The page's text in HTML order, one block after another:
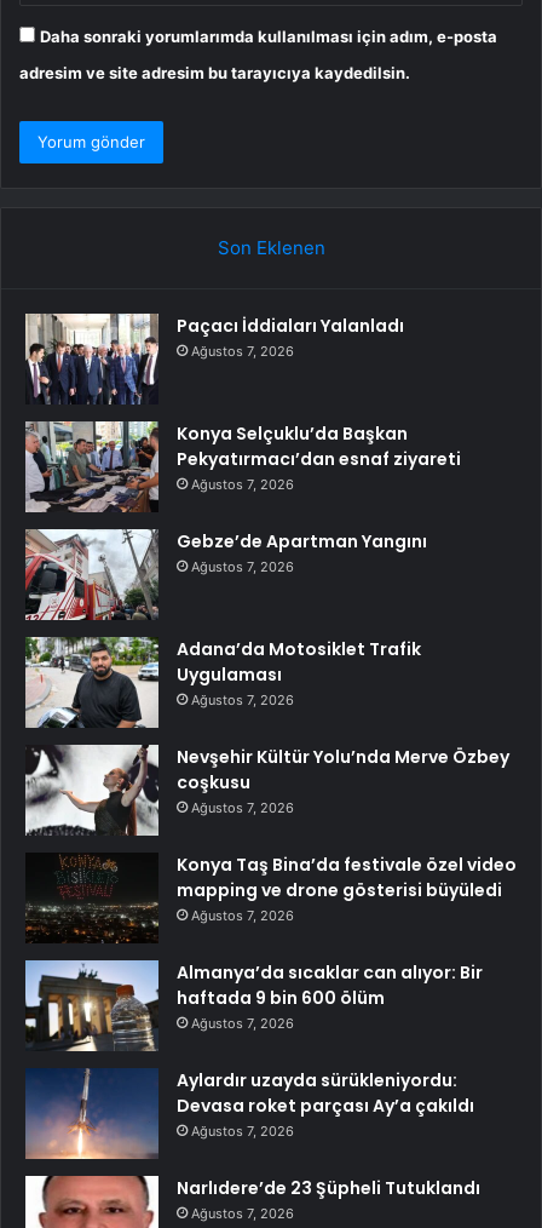
Daha sonraki yorumlarımda kullanılması için adım, e-posta
adresim ve site adresim bu tarayıcıya kaydedilsin.
Son Eklenen
Paçacı İddiaları Yalanladı
Ağustos 7, 2026
Konya Selçuklu’da Başkan
Pekyatırmacı’dan esnaf ziyareti
Ağustos 7, 2026
Gebze’de Apartman Yangını
Ağustos 7, 2026
Adana’da Motosiklet Trafik
Uygulaması
Ağustos 7, 2026
Nevşehir Kültür Yolu’nda Merve Özbey
coşkusu
Ağustos 7, 2026
Konya Taş Bina’da festivale özel video
mapping ve drone gösterisi büyüledi
Ağustos 7, 2026
Almanya’da sıcaklar can alıyor: Bir
haftada 9 bin 600 ölüm
Ağustos 7, 2026
Aylardır uzayda sürükleniyordu:
Devasa roket parçası Ay’a çakıldı
Ağustos 7, 2026
Narlıdere’de 23 Şüpheli Tutuklandı
Ağustos 7, 2026